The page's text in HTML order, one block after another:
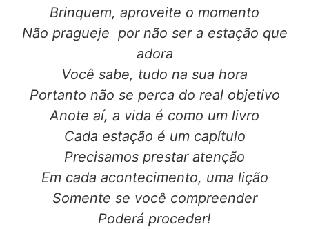
Brinquem, aproveite o momento
Não pragueje por não ser a estação que
adora
Você sabe, tudo na sua hora
Portanto não se perca do real objetivo
Anote aí, a vida é como um livro
Cada estação é um capítulo
Precisamos prestar atenção
Em cada acontecimento, uma lição
Somente se você compreender
Poderá proceder!